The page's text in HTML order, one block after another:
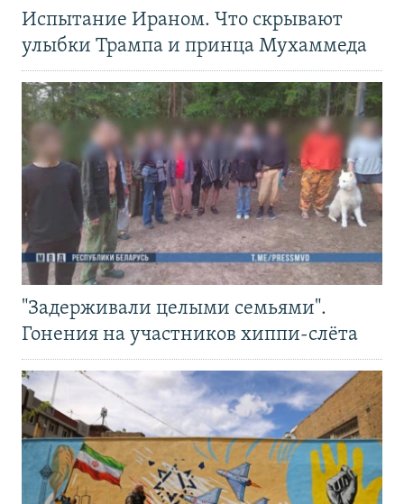
Испытание Ираном. Что скрывают
улыбки Трампа и принца Мухаммеда
"Задерживали целыми семьями".
Гонения на участников хиппи-слёта